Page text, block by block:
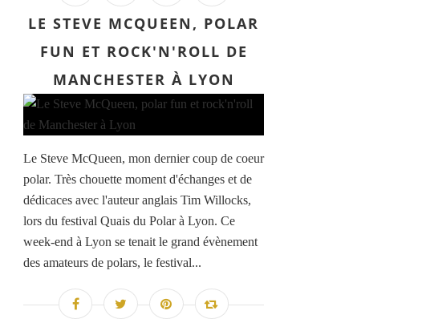
LE STEVE MCQUEEN, POLAR
FUN ET ROCK'N'ROLL DE
MANCHESTER À LYON
Le Steve McQueen, mon dernier coup de coeur
polar. Très chouette moment d'échanges et de
dédicaces avec l'auteur anglais Tim Willocks,
lors du festival Quais du Polar à Lyon. Ce
week-end à Lyon se tenait le grand évènement
des amateurs de polars, le festival...